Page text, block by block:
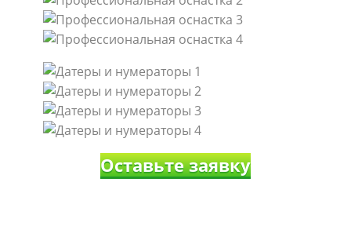
Оставьте заявку